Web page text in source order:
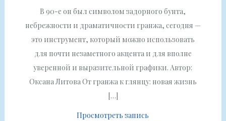
В 90-е он был символом задорного бунта,
небрежности и драматичности гранжа, сегодня —
это инструмент, который можно использовать
для почти незаметного акцента и для вполне
уверенной и выразительной графики. Автор:
Оксана Литова От гранжа к глянцу: новая жизнь
[…]
Просмотреть запись